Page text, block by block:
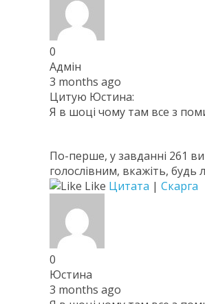
0
Адмін
3 months ago
Цитую Юстина:
Я в шоці чому там все з
По-перше, у завданні 261
голослівним, вкажіть,
Like Цитата | Скарга
0
Юстина
3 months ago